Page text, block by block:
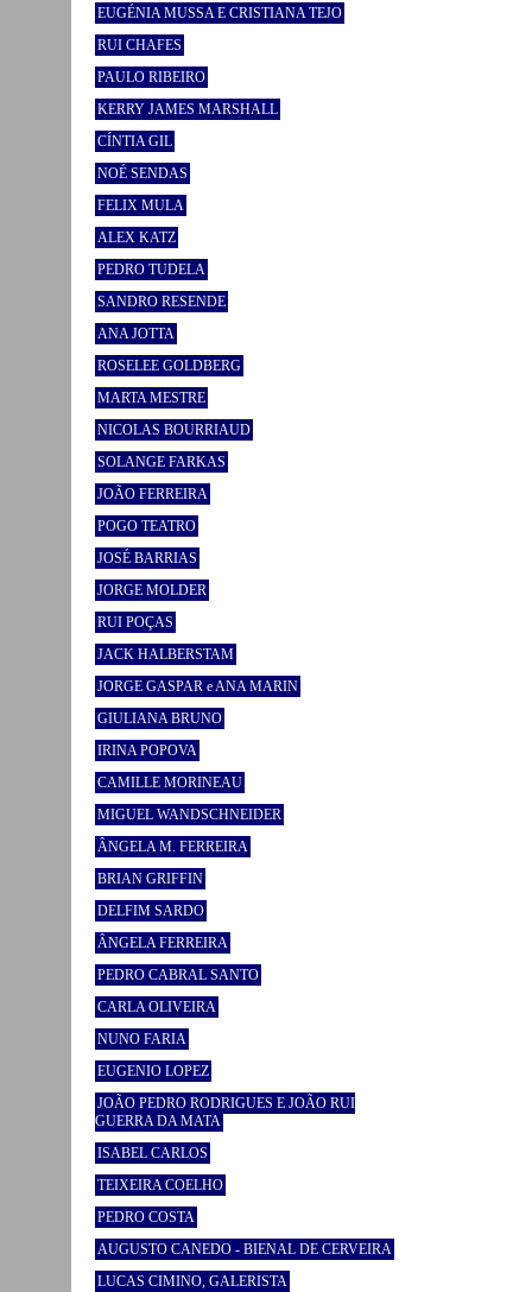
EUGÉNIA MUSSA E CRISTIANA TEJO
RUI CHAFES
PAULO RIBEIRO
KERRY JAMES MARSHALL
CÍNTIA GIL
NOÉ SENDAS
FELIX MULA
ALEX KATZ
PEDRO TUDELA
SANDRO RESENDE
ANA JOTTA
ROSELEE GOLDBERG
MARTA MESTRE
NICOLAS BOURRIAUD
SOLANGE FARKAS
JOÃO FERREIRA
POGO TEATRO
JOSÉ BARRIAS
JORGE MOLDER
RUI POÇAS
JACK HALBERSTAM
JORGE GASPAR e ANA MARIN
GIULIANA BRUNO
IRINA POPOVA
CAMILLE MORINEAU
MIGUEL WANDSCHNEIDER
ÂNGELA M. FERREIRA
BRIAN GRIFFIN
DELFIM SARDO
ÂNGELA FERREIRA
PEDRO CABRAL SANTO
CARLA OLIVEIRA
NUNO FARIA
EUGENIO LOPEZ
JOÃO PEDRO RODRIGUES E JOÃO RUI
GUERRA DA MATA
ISABEL CARLOS
TEIXEIRA COELHO
PEDRO COSTA
AUGUSTO CANEDO - BIENAL DE CERVEIRA
LUCAS CIMINO, GALERISTA